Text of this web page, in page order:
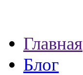
Главная
Блог